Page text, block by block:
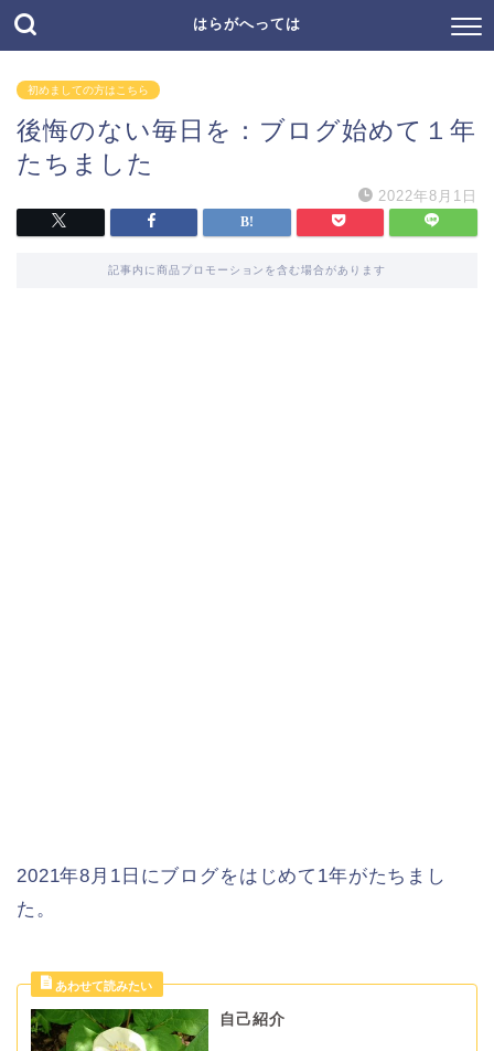
はらがへっては
初めましての方はこちら
後悔のない毎日を：ブログ始めて１年
たちました
2022年8月1日
記事内に商品プロモーションを含む場合があります
2021年8月1日にブログをはじめて1年がたちまし
た。
自己紹介